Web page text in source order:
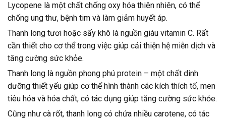
Lycopene là một chất chống oxy hóa thiên nhiên, có thể
chống ung thư, bệnh tim và làm giảm huyết áp.
Thanh long tươi hoặc sấy khô là nguồn giàu vitamin C. Rất
cần thiết cho cơ thể trong việc giúp cải thiện hệ miễn dịch và
tăng cường sức khỏe.
Thanh long là nguồn phong phú protein – một chất dinh
dưỡng thiết yếu giúp cơ thể hình thành các kích thích tố, men
tiêu hóa và hóa chất, có tác dụng giúp tăng cường sức khỏe.
Cũng như cà rốt, thanh long có chứa nhiều carotene, có tác